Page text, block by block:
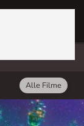
Alle Filme